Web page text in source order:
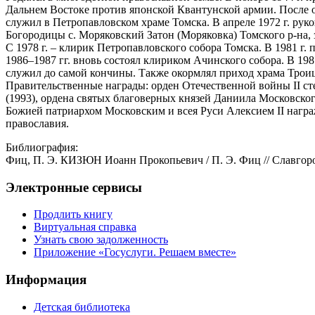
Дальнем Востоке против японской Квантунской армии.
служил в Петропавловском храме Томска. В апреле 1972 г.
Богородицы с. Моряковский Затон (Моряковка) Томского р-
С 1978 г. – клирик Петропавловского собора Томска. В 1981
1986–1987 гг. вновь состоял клириком Ачинского собора. В
служил до самой кончины. Также окормлял приход храма
Правительственные награды: орден Отечественной войны II
(1993), ордена святых благоверных князей Даниила
Божией патриархом Московским и всея Руси Алексием II
православия.
Библиография:
Фиц, П. Э. КИЗЮН Иоанн Прокопьевич / П. Э. Фиц //
Электронные сервисы
Продлить книгу
Виртуальная справка
Узнать свою задолженность
Приложение «Госуслуги. Решаем вместе»
Информация
Детская библиотека